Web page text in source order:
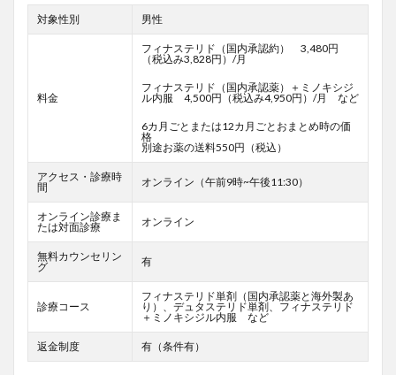
対象性別 男性
料金
フィナステリド（国内承認約） 3,480円
（税込み3,828円）/月
フィナステリド（国内承認薬）＋ミノキシジ
ル内服 4,500円（税込み4,950円）/月 など
6カ月ごとまたは12カ月ごとおまとめ時の価
格
別途お薬の送料550円（税込）
アクセス・診療時
間
オンライン（午前9時~午後11:30）
オンライン診療ま
たは対面診療
オンライン
無料カウンセリン
グ
有
診療コース
フィナステリド単剤（国内承認薬と海外製あ
り）、デュタステリド単剤、フィナステリド
＋ミノキシジル内服 など
返金制度 有（条件有）